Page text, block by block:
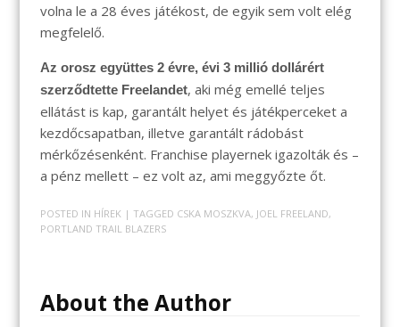
volna le a 28 éves játékost, de egyik sem volt elég
megfelelő.
Az orosz együttes 2 évre, évi 3 millió dollárért
szerződtette Freelandet, aki még emellé teljes
ellátást is kap, garantált helyet és játékperceket a
kezdőcsapatban, illetve garantált rádobást
mérkőzésenként. Franchise playernek igazolták és –
a pénz mellett – ez volt az, ami meggyőzte őt.
POSTED IN HÍREK | TAGGED CSKA MOSZKVA, JOEL FREELAND,
PORTLAND TRAIL BLAZERS
About the Author